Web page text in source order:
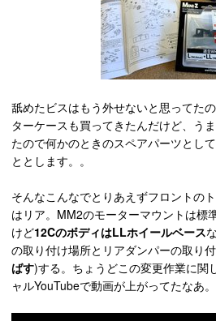
舐めたビスはもう外せないと思ってた
ターケースも買ってきたんだけど、う
たので何かのときのスペアパーツとし
ととします。。
そんなこんなでとりあえずフロントの
はリア。MM2のモーターマウントは標
けど12CのボディはLLホイールベース
の取り付け場所とリアダンパーの取り
ばす)する。ちょうどこの変更作業に関
ャルYouTubeで動画が上がってたなあ。